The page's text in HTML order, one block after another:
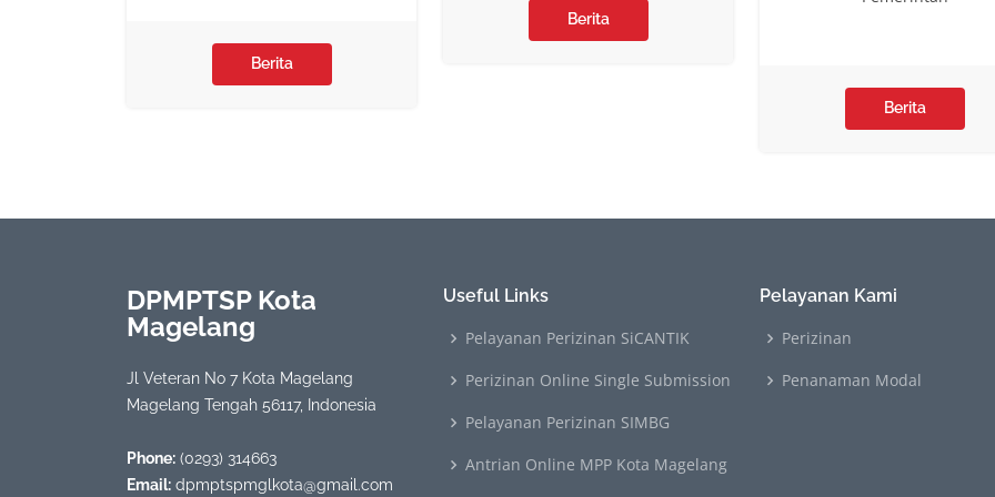
Berita
Berita
Berita
DPMPTSP Kota
Magelang
Jl Veteran No 7 Kota Magelang
Magelang Tengah 56117, Indonesia
Phone: (0293) 314663
Email: dpmptspmglkota@gmail.com
Useful Links
Pelayanan Perizinan SiCANTIK
Perizinan Online Single Submission
Pelayanan Perizinan SIMBG
Antrian Online MPP Kota Magelang
Pelayanan Kami
Perizinan
Penanaman Modal